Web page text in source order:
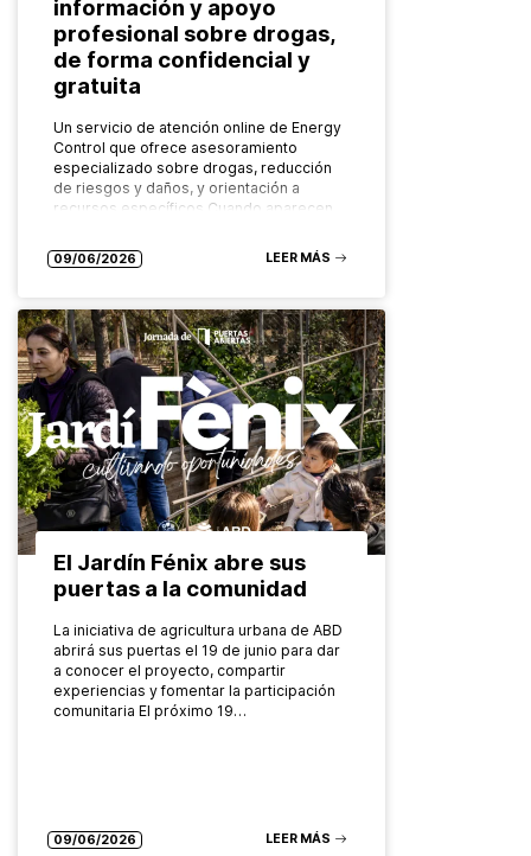
información y apoyo
profesional sobre drogas,
de forma confidencial y
gratuita
Un servicio de atención online de Energy
Control que ofrece asesoramiento
especializado sobre drogas, reducción
de riesgos y daños, y orientación a
recursos específicos Cuando aparecen
09/06/2026 LEER MÁS
El Jardín Fénix abre sus
puertas a la comunidad
La iniciativa de agricultura urbana de ABD
abrirá sus puertas el 19 de junio para dar
a conocer el proyecto, compartir
experiencias y fomentar la participación
comunitaria El próximo 19…
09/06/2026 LEER MÁS